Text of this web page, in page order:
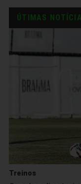
ÚTIMAS
Treinos